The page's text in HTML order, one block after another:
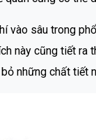
vào sâu trong
này cũng tiết ra
những chất tiết